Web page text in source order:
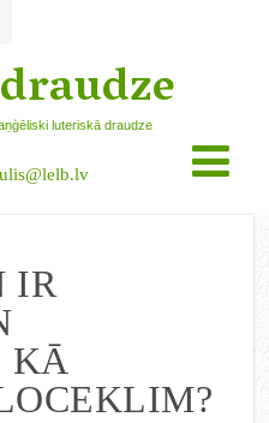
luteriskā draudze
IR
KĀ